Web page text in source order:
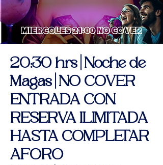
20:30 hrs | Noche de
Magas | NO COVER
ENTRADA CON
RESERVA ILIMITADA
HASTA COMPLETAR
AFORO